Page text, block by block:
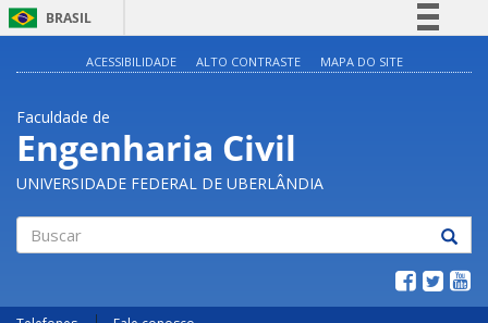
BRASIL
Legislação
Canais
ACESSIBILIDADE ALTO CONTRASTE MAPA DO SITE
Faculdade de
Engenharia Civil
UNIVERSIDADE FEDERAL DE UBERLÂNDIA